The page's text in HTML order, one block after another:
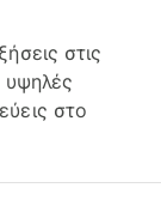
στις
υψηλές
στο